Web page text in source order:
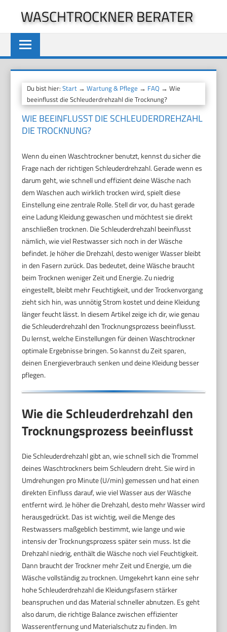
springen
WASCHTROCKNER BERATER
Du bist hier:Start →Wartung & Pflege → FAQ → Wie
beeinflusst die Schleuderdrehzahl die Trocknung?
WIE BEEINFLUSST DIE SCHLEUDERDREHZAHL
DIE TROCKNUNG?
Wenn du einen Waschtrockner benutzt, kennst du sicher die
Frage nach der richtigen Schleuderdrehzahl. Gerade wenn es
darum geht, wie schnell und effizient deine Wäsche nach
dem Waschen auch wirklich trocken wird, spielt diese
Einstellung eine zentrale Rolle. Stell dir vor, du hast gerade
eine Ladung Kleidung gewaschen und möchtest sie direkt
anschließen trocknen. Die Schleuderdrehzahl beeinflusst
nämlich, wie viel Restwasser sich noch in der Wäsche
befindet. Je höher die Drehzahl, desto weniger Wasser bleibt
in den Fasern zurück. Das bedeutet, deine Wäsche braucht
beim Trocknen weniger Zeit und Energie. Zu niedrig
eingestellt, bleibt mehr Feuchtigkeit, und der Trockenvorgang
zieht sich hin, was unnötig Strom kostet und deine Kleidung
länger feucht lässt. In diesem Artikel zeige ich dir, wie genau
die Schleuderdrehzahl den Trocknungsprozess beeinflusst.
Du lernst, welche Einstellungen für deinen Waschtrockner
optimale Ergebnisse bringen. So kannst du Zeit sparen,
deinen Energieverbrauch senken und deine Kleidung besser
pflegen.
Wie die Schleuderdrehzahl den
Trocknungsprozess beeinflusst
Die Schleuderdrehzahl gibt an, wie schnell sich die Trommel
deines Waschtrockners beim Schleudern dreht. Sie wird in
Umdrehungen pro Minute (U/min) gemessen und hat einen
direkten Einfluss darauf, wie viel Wasser aus der Wäsche
entfernt wird. Je höher die Drehzahl, desto mehr Wasser wird
herausgedrückt. Das ist wichtig, weil die Menge des
Restwassers maßgeblich bestimmt, wie lange und wie
intensiv der Trocknungsprozess später sein muss. Ist die
Drehzahl niedrig, enthält die Wäsche noch viel Feuchtigkeit.
Dann braucht der Trockner mehr Zeit und Energie, um die
Wäsche vollständig zu trocknen. Umgekehrt kann eine sehr
hohe Schleuderdrehzahl die Kleidungsfasern stärker
beanspruchen und das Material schneller abnutzen. Es geht
also darum, die richtige Balance zwischen effizienter
Wasserentfernung und Materialschutz zu finden. Im